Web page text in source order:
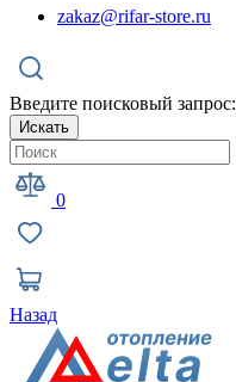
zakaz@rifar-store.ru
Введите поисковый запрос:
Искать
0
Назад